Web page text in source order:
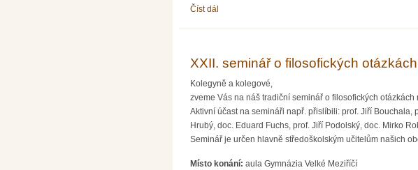
Číst dál
XXII. seminář o filosofických
Kolegyně a kolegové,
zveme Vás na náš tradiční seminář o filosofických otázkách
Aktivní účast na semináři např. přislíbili: prof. Jiří Bouchala,
Hrubý, doc. Eduard Fuchs, prof. Jiří Podolský, doc. Mirko
Seminář je určen hlavně středoškolským učitelům našich
Místo konání: aula Gymnázia Velké Meziříčí